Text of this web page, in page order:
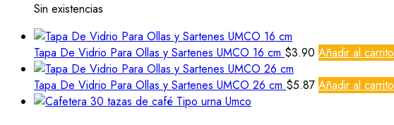
Sin existencias
Tapa De Vidrio Para Ollas y Sartenes UMCO 16 cm $3.90 Añadir al carrito
Tapa De Vidrio Para Ollas y Sartenes UMCO 26 cm $5.87 Añadir al carrito